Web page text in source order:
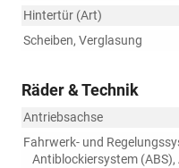
Hintertür (Art)
Scheiben, Verglasung
Räder & Technik
Antriebsachse
Fahrwerk- und
Antiblockiersystem